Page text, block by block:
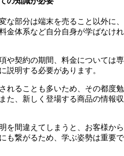
な部分は端末を売ること以外に、
金体系など自分自身が学ばなけれ
や契約の期間、料金については専
説明する必要があります。
れることも多いため、その都度勉
た、新しく登場する商品の情報収
を間違えてしまうと、お客様から
も繋がるため、学ぶ姿勢は重要で